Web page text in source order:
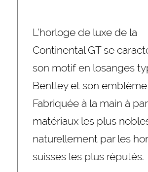
L’horloge de luxe de la
Continental GT se
son motif en losanges
Bentley et son emblème
Fabriquée à la main à
matériaux les plus
naturellement par les
suisses les plus réputés.